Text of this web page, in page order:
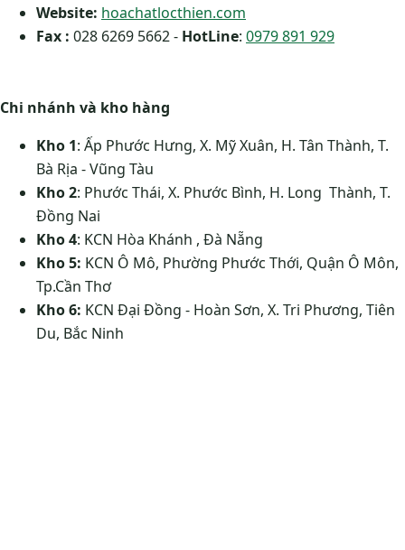
Website: hoachatlocthien.com
Fax : 028 6269 5662 - HotLine: 0979 891 929
Chi nhánh và kho hàng
Kho 1: Ấp Phước Hưng, X. Mỹ Xuân, H. Tân Thành, T.
Bà Rịa - Vũng Tàu
Kho 2: Phước Thái, X. Phước Bình, H. Long Thành, T.
Đồng Nai
Kho 4: KCN Hòa Khánh , Đà Nẵng
Kho 5: KCN Ô Mô, Phường Phước Thới, Quận Ô Môn,
Tp.Cần Thơ
Kho 6: KCN Đại Đồng - Hoàn Sơn, X. Tri Phương, Tiên
Du, Bắc Ninh